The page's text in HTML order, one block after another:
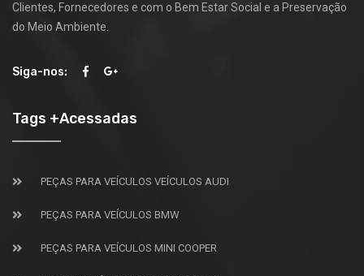
Clientes, Fornecedores e com o Bem Estar Social e a Preservação
do Meio Ambiente.
Siga-nos:
Tags +Acessadas
PEÇAS PARA VEÍCULOS VEÍCULOS AUDI
PEÇAS PARA VEÍCULOS BMW
PEÇAS PARA VEÍCULOS MINI COOPER